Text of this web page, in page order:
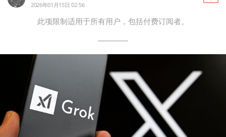
2026年01月15日 02:56
此项限制适用于所有用户，包括付费订阅者。